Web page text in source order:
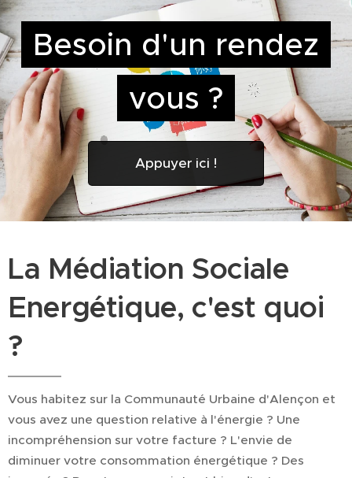
Besoin d'un rendez
vous ?
Appuyer ici !
La Médiation Sociale
Energétique, c'est quoi
?
Vous habitez sur la Communauté Urbaine d'Alençon et
vous avez une question relative à l'énergie ? Une
incompréhension sur votre facture ? L'envie de
diminuer votre consommation énergétique ? Des